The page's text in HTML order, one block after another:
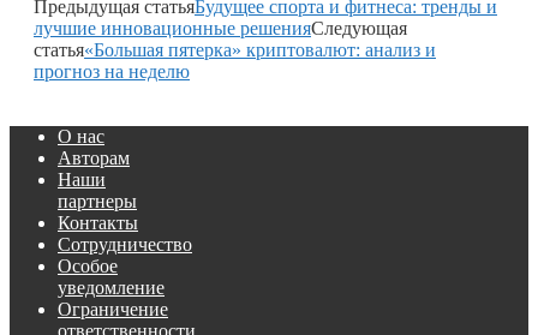
Предыдущая статьяБудущее спорта и фитнеса: тренды и
лучшие инновационные решенияСледующая
статья«Большая пятерка» криптовалют: анализ и
прогноз на неделю
О нас
Авторам
Наши
партнеры
Контакты
Сотрудничество
Особое
уведомление
Ограничение
ответственности